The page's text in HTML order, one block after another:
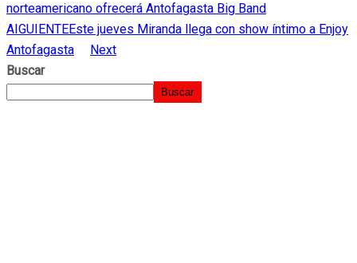
norteamericano ofrecerá Antofagasta Big Band
AIGUIENTEEste jueves Miranda llega con show íntimo a Enjoy
Antofagasta
Next
Buscar
Buscar